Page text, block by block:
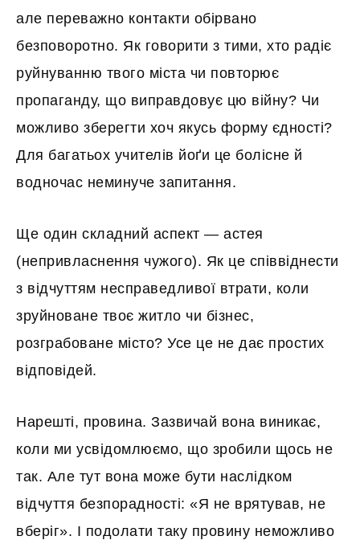
але переважно контакти обірвано
безповоротно. Як говорити з тими, хто радіє
руйнуванню твого міста чи повторює
пропаганду, що виправдовує цю війну? Чи
можливо зберегти хоч якусь форму єдності?
Для багатьох учителів йоґи це болісне й
водночас неминуче запитання.
Ще один складний аспект — астея
(непривласнення чужого). Як це співвіднести
з відчуттям несправедливої втрати, коли
зруйноване твоє житло чи бізнес,
розграбоване місто? Усе це не дає простих
відповідей.
Нарешті, провина. Зазвичай вона виникає,
коли ми усвідомлюємо, що зробили щось не
так. Але тут вона може бути наслідком
відчуття безпорадності: «Я не врятував, не
вберіг». І подолати таку провину неможливо